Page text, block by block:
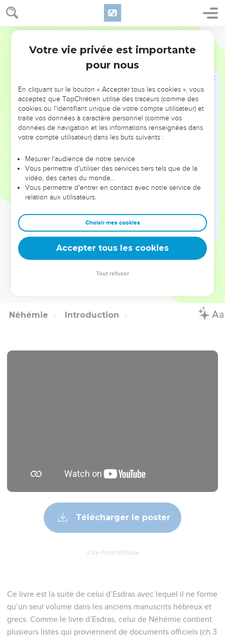
Esdras 10
Cette partie de la Bible n'est pas disponible dans cette version.
Les Juifs renvoient les femmes étrangères
Néhémie Introduction
Télécharger le poster
© Le Projet Biblique
Ce livre est la suite de celui d’Esdras avec lequel il ne forme
qu’un seul volume dans les anciens manuscrits hébreux et
grecs. Comme le livre d’Esdras, celui de Néhémie contient
plusieurs listes qui proviennent de documents officiels (ch.3
Votre vie privée est importante
pour nous
En cliquant sur le bouton « Accepter tous les cookies », vous
acceptez que TopChrétien utilise des traceurs (comme des
cookies ou l'identifiant unique de votre compte utilisateur) et
traite vos données à caractère personnel (comme vos
données de navigation et les informations renseignées dans
votre compte utilisateur) dans les buts suivants :
Mesurer l'audience de notre service
Vous permettre d'utiliser des services tiers tels que de la
vidéo, des cartes du monde…
Vous permettre d'entrer en contact avec notre service de
relation aux utilisateurs.
Choisir mes cookies
Accepter tous les cookies
Tout refuser